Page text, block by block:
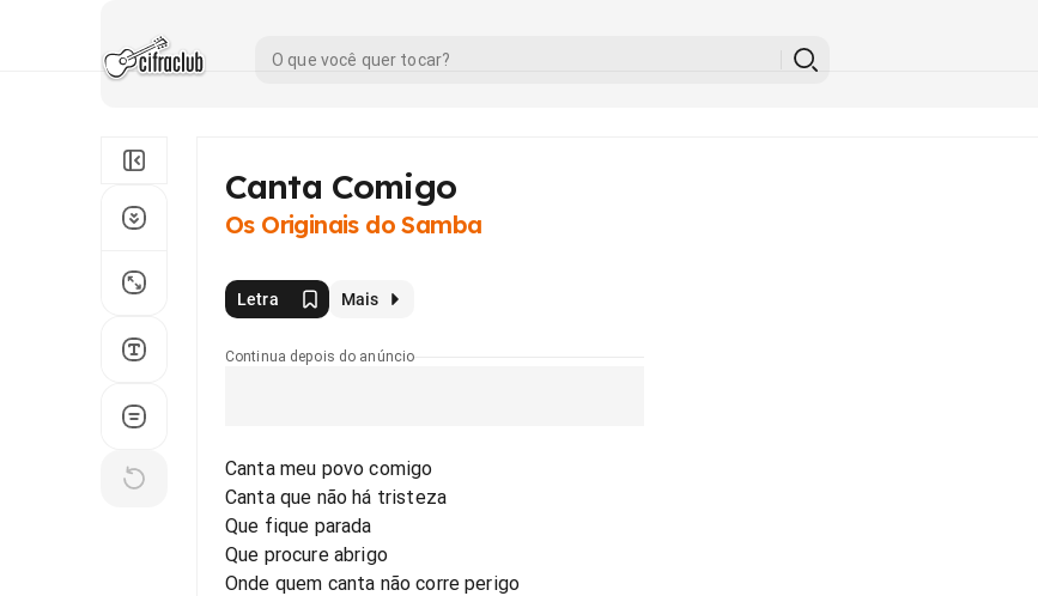
Canta Comigo
Os Originais do Samba
Letra Mais
Continua depois do anúncio
Canta meu povo comigo
Canta que não há tristeza
Que fique parada
Que procure abrigo
Onde quem canta não corre perigo